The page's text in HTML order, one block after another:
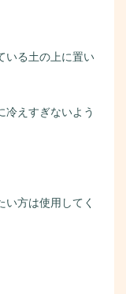
いる土の上に置い
冷えすぎないよう
方は使用してく